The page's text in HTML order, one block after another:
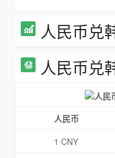
人民币兑
人民币兑
人民币
1 CNY